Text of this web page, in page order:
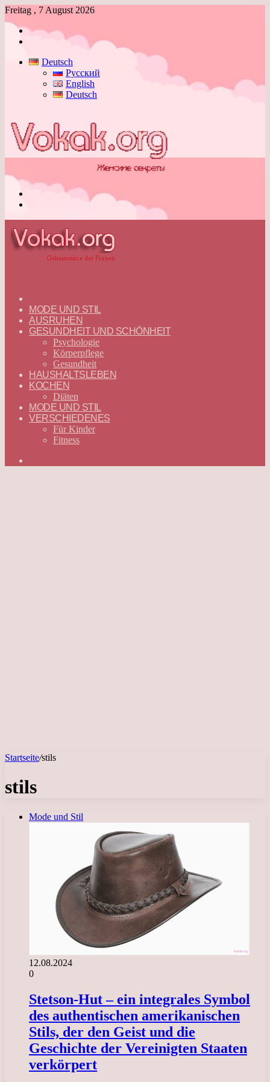
Freitag , 7 August 2026
Anmelden
Deutsch
Русский
English
Deutsch
—
DEUTSCH
MODE UND STIL
AUSRUHEN
GESUNDHEIT UND SCHÖNHEIT
Psychologie
Körperpflege
Gesundheit
HAUSHALTSLEBEN
KOCHEN
Diäten
MODE UND STIL
VERSCHIEDENES
Für Kinder
Fitness
Startseite/stils
stils
Mode und Stil
12.08.2024
0
Stetson-Hut – ein integrales Symbol
des authentischen amerikanischen
Stils, der den Geist und die
Geschichte der Vereinigten Staaten
verkörpert